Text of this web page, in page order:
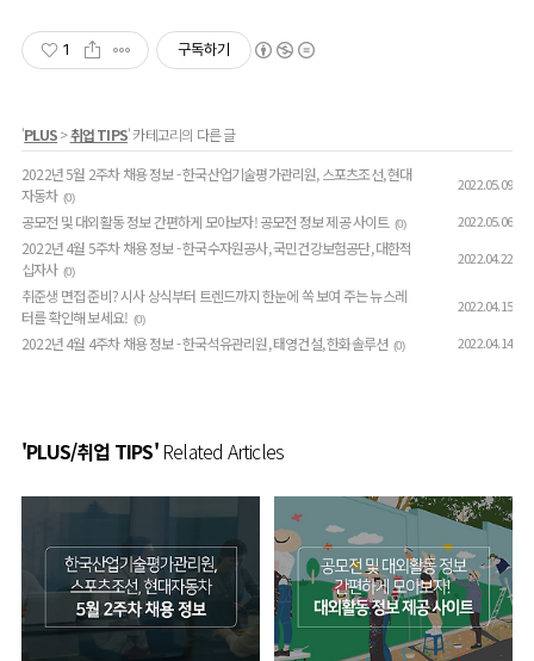
1 구독하기
'PLUS>취업 TIPS' 카테고리의 다른 글
2022년 5월 2주차 채용 정보 - 한국산업기술평가관리원, 스포츠조선, 현대
자동차 (0)
2022.05.09
공모전 및 대외활동 정보 간편하게 모아보자! 공모전 정보 제공 사이트 (0) 2022.05.06
2022년 4월 5주차 채용 정보 - 한국수자원공사, 국민건강보험공단, 대한적
십자사 (0)
2022.04.22
취준생 면접 준비? 시사 상식부터 트렌드까지 한눈에 쏙 보여 주는 뉴스레
터를 확인해 보세요! (0)
2022.04.15
2022년 4월 4주차 채용 정보 - 한국석유관리원, 태영건설, 한화솔루션 (0) 2022.04.14
'PLUS/취업 TIPS'Related Articles